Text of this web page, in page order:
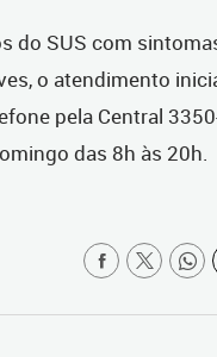
do SUS com
o atendimento
pela Central
das 8h às 20h.